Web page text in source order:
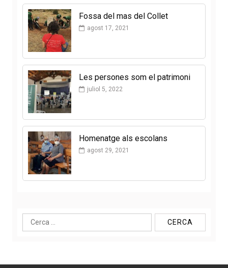
Fossa del mas del Collet
agost 17, 2021
Les persones som el patrimoni
juliol 5, 2022
Homenatge als escolans
agost 29, 2021
Cerca: